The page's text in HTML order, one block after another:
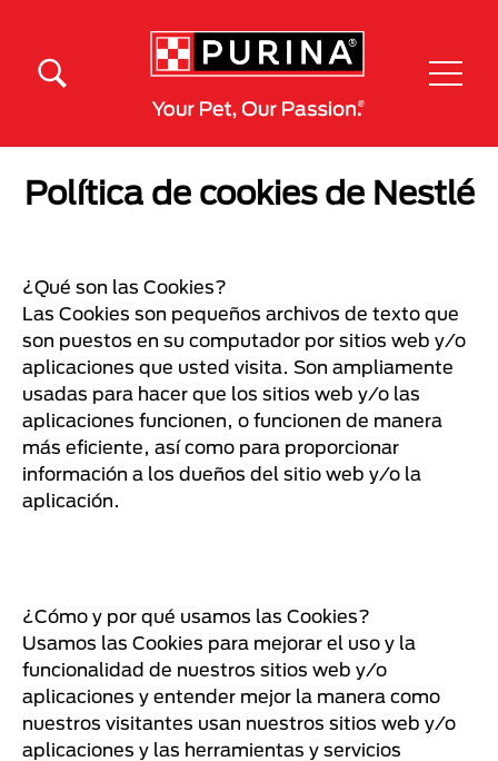
Política de cookies de Nestlé
¿Qué son las Cookies?
Las Cookies son pequeños archivos de texto que
son puestos en su computador por sitios web y/o
aplicaciones que usted visita. Son ampliamente
usadas para hacer que los sitios web y/o las
aplicaciones funcionen, o funcionen de manera
más eficiente, así como para proporcionar
información a los dueños del sitio web y/o la
aplicación.
¿Cómo y por qué usamos las Cookies?
Usamos las Cookies para mejorar el uso y la
funcionalidad de nuestros sitios web y/o
aplicaciones y entender mejor la manera como
nuestros visitantes usan nuestros sitios web y/o
aplicaciones y las herramientas y servicios